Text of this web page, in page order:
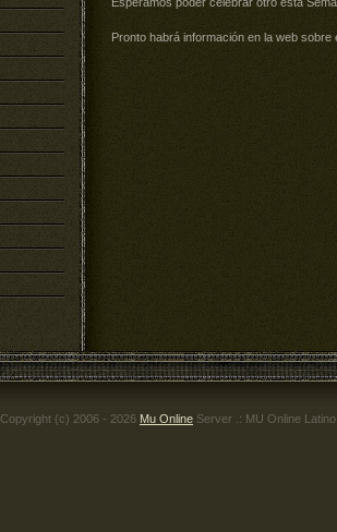
Pronto habrá información en la web sobre
Copyright (c) 2006 - 2026 Mu Online Server .: MU Online